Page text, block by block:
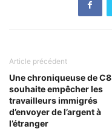
Article précédent
Une chroniqueuse de C8
souhaite empêcher les
travailleurs immigrés
d’envoyer de l’argent à
l’étranger